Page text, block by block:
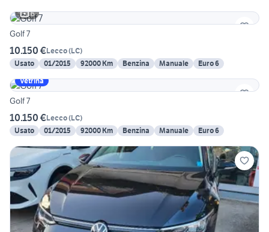
6
Golf 7
10.150 €Lecco(LC)
Usato
01/2015 92000 Km Benzina Manuale
Euro 6
Vetrina
Golf 7
10.150 €Lecco(LC)
Usato
01/2015 92000 Km Benzina Manuale Euro 6